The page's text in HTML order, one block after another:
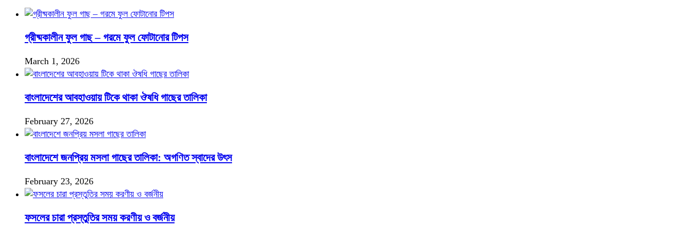
গ্রীষ্মকালীন ফুল গাছ – গরমে ফুল ফোটানোর টিপস
March 1, 2026
বাংলাদেশের আবহাওয়ায় টিকে থাকা ঔষধি গাছের তালিকা
February 27, 2026
বাংলাদেশে জনপ্রিয় মসলা গাছের তালিকা: অগণিত স্বাদের উৎস
February 23, 2026
ফসলের চারা প্রস্তুতির সময় করণীয় ও বর্জনীয়